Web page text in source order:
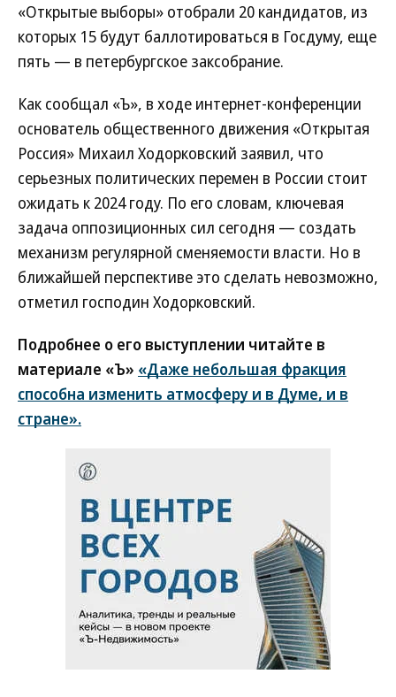
«Открытые выборы» отобрали 20 кандидатов, из
которых 15 будут баллотироваться в Госдуму, еще
пять — в петербургское заксобрание.
Как сообщал «Ъ», в ходе интернет-конференции
основатель общественного движения «Открытая
Россия» Михаил Ходорковский заявил, что
серьезных политических перемен в России стоит
ожидать к 2024 году. По его словам, ключевая
задача оппозиционных сил сегодня — создать
механизм регулярной сменяемости власти. Но в
ближайшей перспективе это сделать невозможно,
отметил господин Ходорковский.
Подробнее о его выступлении читайте в
материале «Ъ» «Даже небольшая фракция
способна изменить атмосферу и в Думе, и в
стране».